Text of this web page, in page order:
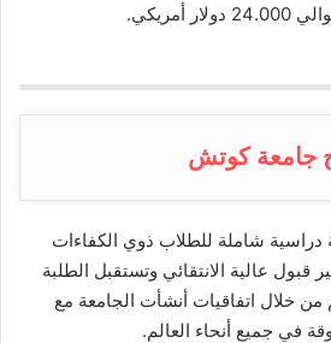
جامعة كوتش
دراسية شاملة للطلاب ذوي الكفاءات
قبول عالية الانتقائي وتستقبل الطلبة
من خلال اتفاقيات أنشأت الجامعة مع
في جميع أنحاء العالم.